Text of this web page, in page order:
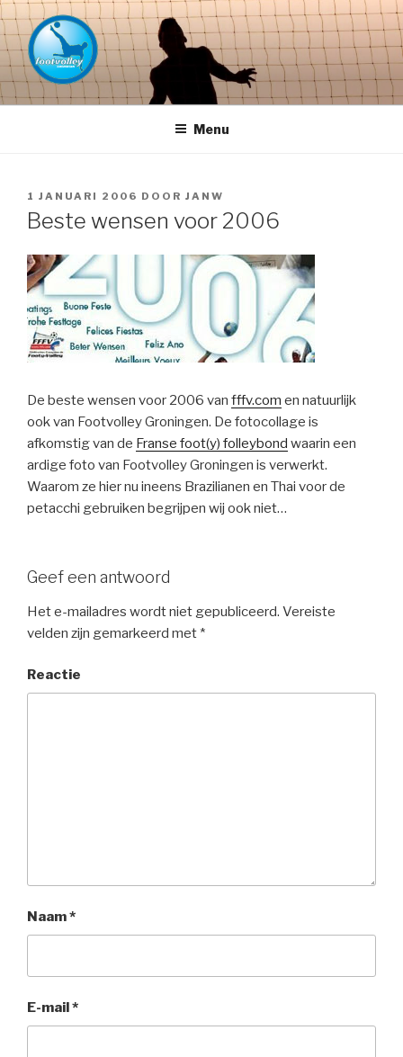
Naar
de
inhoud
springen
FOOTVOLLEY GRONINGEN –
THE HOME OF PETACCHI'S
Menu
GEPLAATST
OP
1 JANUARI 2006 DOOR JANW
Beste wensen voor 2006
De beste wensen voor 2006 van fffv.com en natuurlijk
ook van Footvolley Groningen. De fotocollage is
afkomstig van de Franse foot(y) folleybond waarin een
ardige foto van Footvolley Groningen is verwerkt.
Waarom ze hier nu ineens Brazilianen en Thai voor de
petacchi gebruiken begrijpen wij ook niet…
Geef een antwoord
Het e-mailadres wordt niet gepubliceerd. Vereiste
velden zijn gemarkeerd met *
Reactie
Naam*
E-mail*